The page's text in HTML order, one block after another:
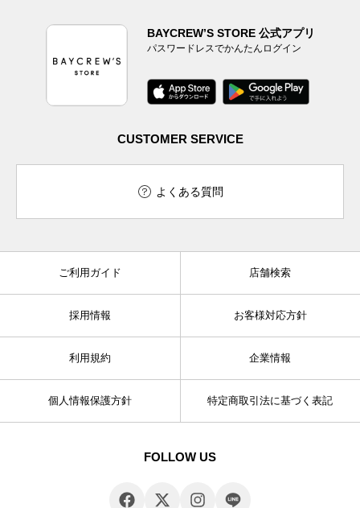
BAYCREW’S STORE 公式アプリ
パスワードレスでかんたんログイン
CUSTOMER SERVICE
よくある質問
ご利用ガイド 店舗検索
採用情報 お客様対応方針
利用規約 企業情報
個人情報保護方針 特定商取引法に基づく表記
FOLLOW US